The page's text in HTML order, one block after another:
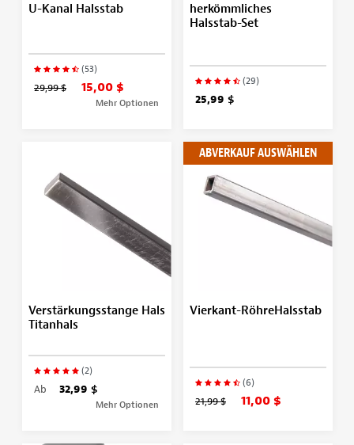
U-Kanal Halsstab
(53)
29,99 $ 15,00 $
Mehr Optionen
herkömmliches
Halsstab-Set
(29)
25,99 $
Verstärkungsstange Hals
Titanhals
(2)
Ab 32,99 $
Mehr Optionen
ABVERKAUF AUSWÄHLEN
Vierkant-RöhreHalsstab
(6)
21,99 $ 11,00 $